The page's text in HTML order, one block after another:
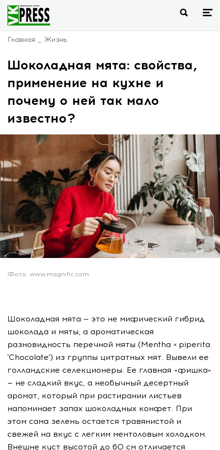
Главная Жизнь
Шоколадная мята: свойства,
применение на кухне и
почему о ней так мало
известно?
Фото: www.magnific.com
Шоколадная мята — это не мифический гибрид
шоколада и мяты, а ароматическая
разновидность перечной мяты (Mentha × piperita
'Chocolate') из группы цитратных мят. Вывели ее
голландские селекционеры. Ее главная «фишка»
— не сладкий вкус, а необычный десертный
аромат, который при растирании листьев
напоминает запах шоколадных конфет. При
этом сама зелень остается травянистой и
свежей на вкус с легким ментоловым холодком.
Внешне куст высотой до 60 см отличается